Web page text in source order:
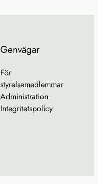
Genvägar
För
styrelsemedlemmar
Administration
Integritetspolicy